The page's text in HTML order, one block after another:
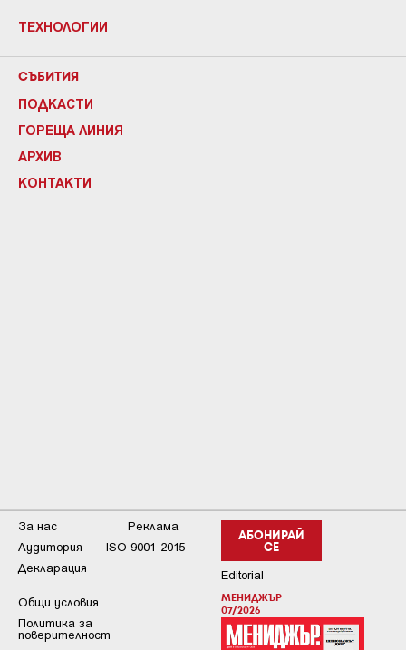
ТЕХНОЛОГИИ
СЪБИТИЯ
ПОДКАСТИ
ГОРЕЩА ЛИНИЯ
АРХИВ
КОНТАКТИ
АБОНИРАЙ
СЕ
Editorial
МЕНИДЖЪР
07/2026
За нас
Реклама
Аудитория
ISO 9001-2015
Декларация
Общи условия
Пoлитикa зa
пoвepитeлнocт